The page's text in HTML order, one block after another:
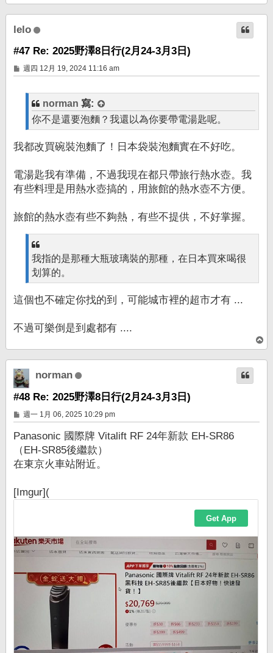
頂
端
lelo
#47 Re: 2025野澤8日行(2月24-3月3日)
文
章
週四 12月 19, 2024 11:16 am
norman 寫:
你不是還要泡麵？我還以為你要帶電湯匙呢。
我都改買碗裝泡麵了！日本袋裝泡麵實在不好吃。
電湯匙我有準備，不過我現在都只帶旅行熱水壺。我
有些料理是用熱水壺搞的，用旅館的熱水壺不方便。
旅館的熱水壺有些不夠熱，有些不提供，不好掌握。
我指的是那種大瓶玻璃裝的那種，在日本買來喝很
划算的。
這個也不確定你找的到，可能城市裡的超市才有 ...
不過可樂倒是到處都有 ....
頂
端
norman
#48 Re: 2025野澤8日行(2月24-3月3日)
文
章
週一 1月 06, 2025 10:29 pm
Panasonic 國際牌 Vitalift RF 24年新款 EH-SR86
（EH-SR85後繼款）
在東京火車站附近。
[Imgur](